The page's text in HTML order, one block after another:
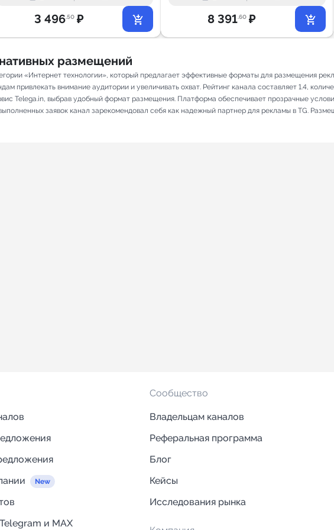
3 496.50 ₽ 8 391.60 ₽
размещений
«Интернет технологии», который предлагает эффективные форматы для размещения
привлекать внимание аудитории и увеличивать охват. Рейтинг канала составляет 1.4,
Telega.in, выбрав удобный формат размещения. Платформа обеспечивает прозрачные
заявок канал зарекомендовал себя как надежный партнер для рекламы в TG.
и MAX
Сообщество
Владельцам каналов
Реферальная программа
Блог
Кейсы
Исследования рынка